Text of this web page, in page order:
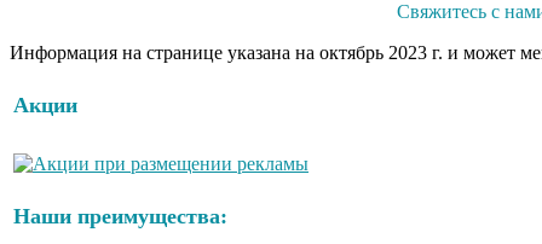
Свяжитесь с
Информация на странице указана на октябрь 2023 г. и может
Акции
Наши преимущества: